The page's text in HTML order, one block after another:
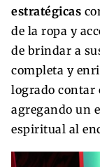
estratégicas
de la ropa y
de brindar a
completa y
logrado contar
agregando un
espiritual al